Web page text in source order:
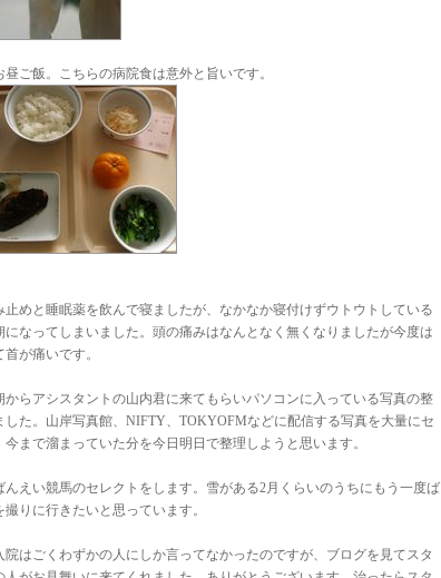
昼ご飯。こちらの病院食は意外と旨いです。
止めと睡眠薬を飲んで寝ましたが、なかなか寝付けずウトウトしている
になってしまいました。頭の痛みはなんとなく無くなりましたが今度は
が痛いです。
からアシスタントの山内君に来てもらいパソコンに入っている写真の整
した。山岸写真館、NIFTY、TOKYOFMなどに配信する写真を大量にセ
今まで溜まっていた分を今日明日で整理しようと思います。
んえい競馬のセレクトをします。雪がある2月くらいのうちにもう一度ば
撮りに行きたいと思っています。
院はごくわずかの人にしか言ってなかったのですが、ブログを見てスタ